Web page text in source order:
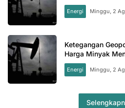
Energi Minggu, 2
Ketegangan
Harga Minyak
Energi Minggu, 2